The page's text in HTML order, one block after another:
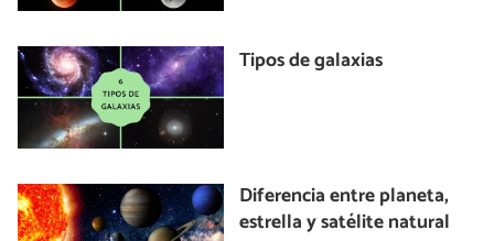
Tipos de galaxias
Diferencia entre planeta,
estrella y satélite natural